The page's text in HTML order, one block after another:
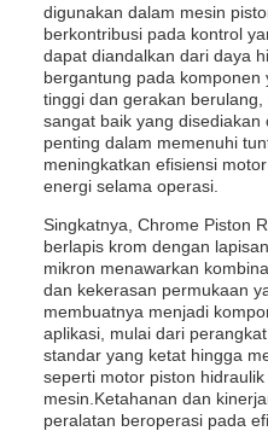
digunakan dalam mesin
berkontribusi pada kontrol
dapat diandalkan dari daya
bergantung pada
tinggi dan gerakan
sangat baik yang
penting dalam memenuhi
meningkatkan efisiensi
energi selama operasi.
Singkatnya, Chrome Piston
berlapis krom dengan
mikron menawarkan
dan kekerasan permukaan
membuatnya menjadi
aplikasi, mulai dari
standar yang ketat hingga
seperti motor piston
mesin.Ketahanan dan
peralatan beroperasi pada